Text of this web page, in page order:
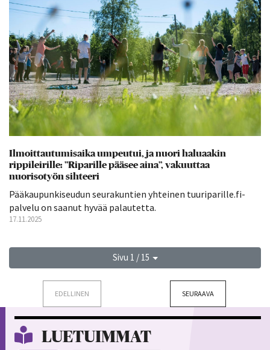
Ilmoittautumisaika umpeutui, ja nuori haluaakin
rippileirille: ”Riparille pääsee aina”, vakuuttaa
nuorisotyön sihteeri
Pääkaupunkiseudun seurakuntien yhteinen tuuriparille.fi-
palvelu on saanut hyvää palautetta.
17.11.2025
Sivu 1 / 15
EDELLINEN SEURAAVA
LUETUIMMAT